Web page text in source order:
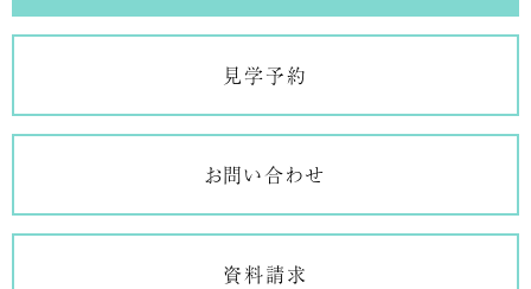
見学予約
お問い合わせ
資料請求